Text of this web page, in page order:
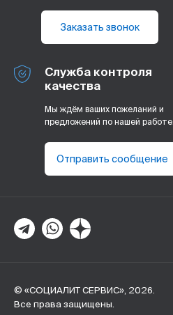
Заказать звонок
Служба контроля
качества
Мы ждём ваших пожеланий и
предложений по нашей работе.
Отправить сообщение
© «СОЦИАЛИТ СЕРВИС», 2026.
Все права защищены.